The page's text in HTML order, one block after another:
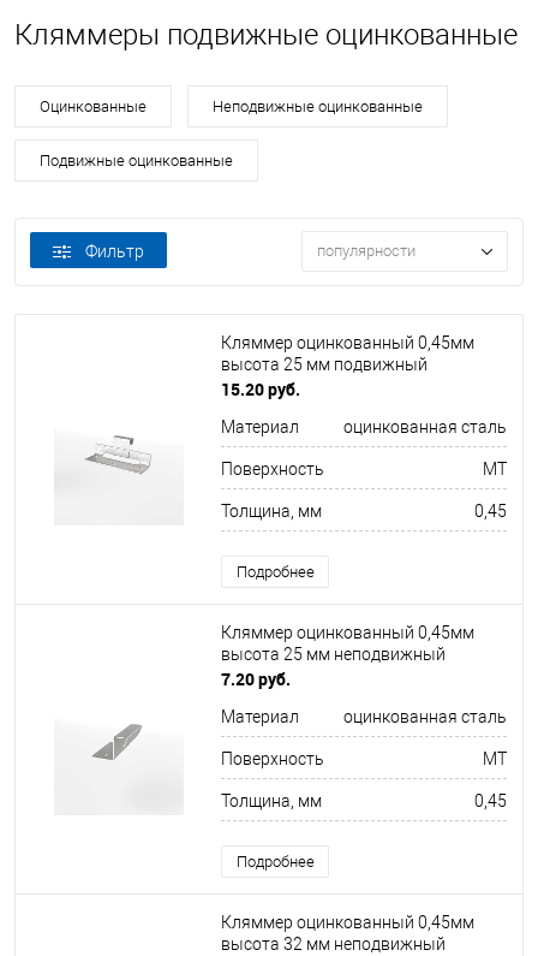
Кляммеры подвижные оцинкованные
Оцинкованные Неподвижные оцинкованные
Подвижные оцинкованные
Фильтр популярности
Кляммер оцинкованный 0,45мм
высота 25 мм подвижный
15.20 руб.
Материал оцинкованная сталь
Поверхность MT
Толщина, мм 0,45
Подробнее
Кляммер оцинкованный 0,45мм
высота 25 мм неподвижный
7.20 руб.
Материал оцинкованная сталь
Поверхность MT
Толщина, мм 0,45
Подробнее
Кляммер оцинкованный 0,45мм
высота 32 мм неподвижный